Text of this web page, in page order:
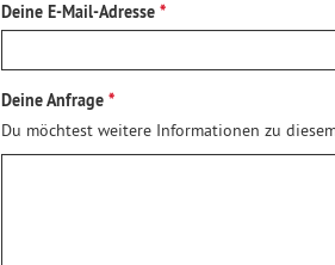
Deine E-Mail-Adresse
Deine Anfrage
Du möchtest weitere Informationen zu